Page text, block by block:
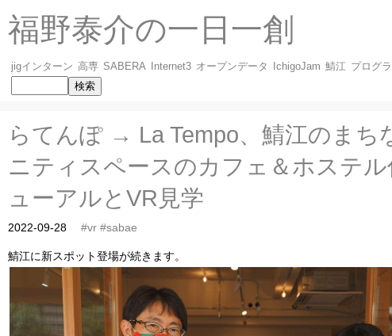
福野泰介の一日一創
jigインターン 高専 SABERA Internet3 オープンデータ IchigoJam 鯖江 プログ
らてんぽ → La Tempo、鯖江のまち
ニティスペースのカフェ＆ホステル
ューアルとVR見学
2022-09-28 #vr #sabae
鯖江に新スポット登場が続きます。